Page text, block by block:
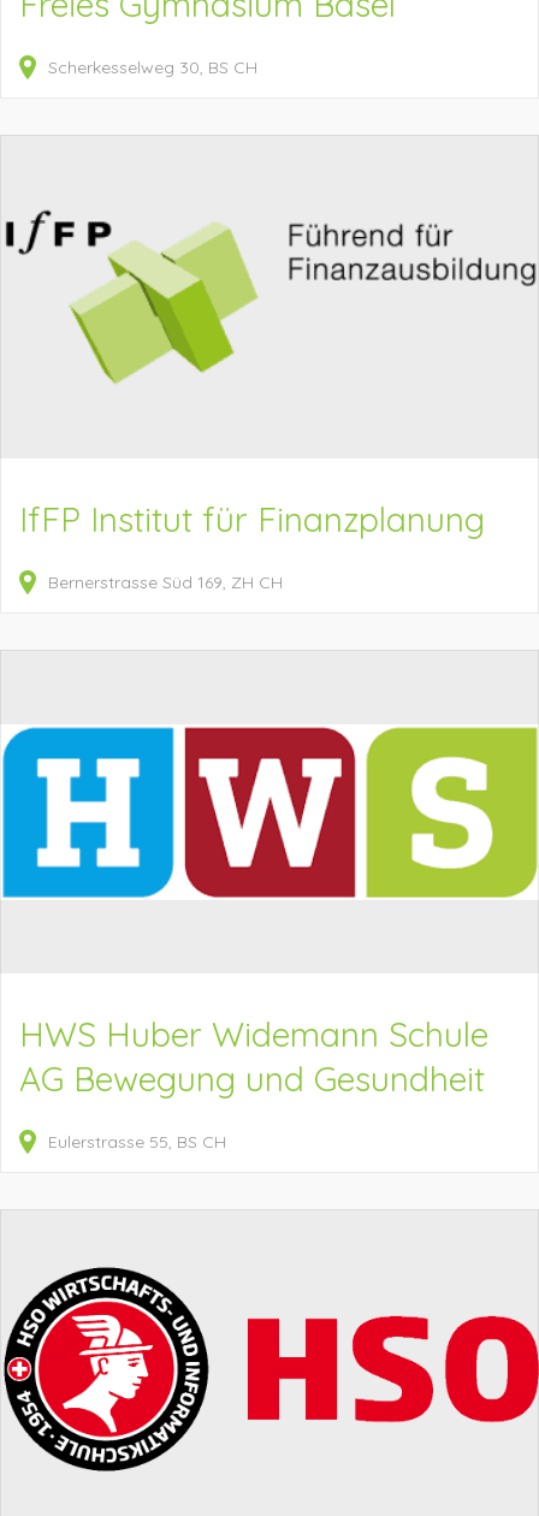
Scherkesselweg 30 BS CH
IfFP Institut für Finanzplanung
Bernerstrasse Süd 169 ZH CH
HWS Huber Widemann Schule
AG Bewegung und Gesundheit
Eulerstrasse 55 BS CH